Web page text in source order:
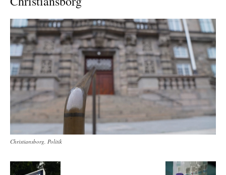
Christiansborg, Politik